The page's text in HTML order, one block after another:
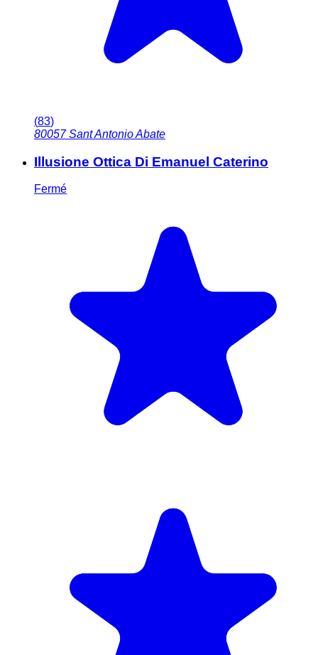
(83)
80057 Sant Antonio Abate
Illusione Ottica Di Emanuel Caterino
Fermé